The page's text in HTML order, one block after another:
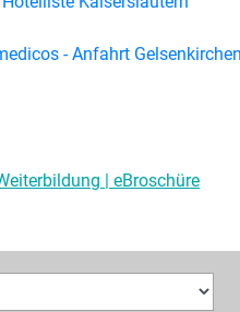
- Anfahrt Gelsenkirchen
| eBroschüre